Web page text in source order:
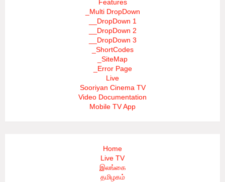
Features
_Multi DropDown
__DropDown 1
__DropDown 2
__DropDown 3
_ShortCodes
_SiteMap
_Error Page
Live
Sooriyan Cinema TV
Video Documentation
Mobile TV App
Home
Live TV
இலங்கை
தமிழகம்